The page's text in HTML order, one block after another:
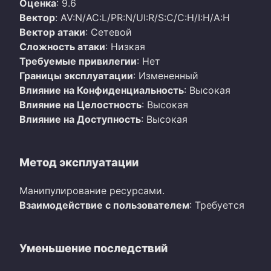
Оценка: 9.6
Вектор: AV:N/AC:L/PR:N/UI:R/S:C/C:H/I:H/A:H
Вектор атаки: Сетевой
Сложность атаки: Низкая
Требуемые привилегии: Нет
Границы эксплуатации: Измененный
Влияние на Конфиденциальность: Высокая
Влияние на Целостность: Высокая
Влияние на Доступность: Высокая
Метод эксплуатации
Манипулирование ресурсами.
Взаимодействие с пользователем: Требуется
Уменьшение последствий